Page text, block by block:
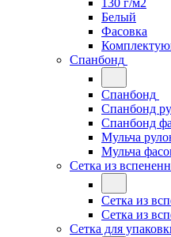
130 г/м2
Белый
Фасовка
Спанбонд
Спанбонд
Спанбонд
Спанбонд
Мульча
Мульча
Сетка из
Сетка из
Сетка из
Сетка для